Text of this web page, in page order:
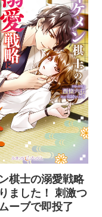
棋士の溺愛戦略
ました！ 刺激つ
ーブで即投了